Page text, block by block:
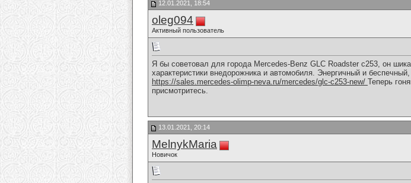
12.01.2021, 18:54
oleg094
Активный пользователь
Я бы советовал для города Mercedes-Benz GLC Roadster c253, он
характеристики внедорожника и автомобиля. Энергичный и
https://sales.mercedes-olimp-neva.ru/mercedes/glc-c253-new/ Теперь
присмотритесь.
13.01.2021, 20:14
MelnykMaria
Новичок